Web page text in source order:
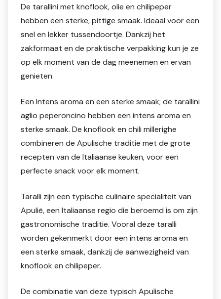
De tarallini met knoflook, olie en chilipeper
hebben een sterke, pittige smaak. Ideaal voor een
snel en lekker tussendoortje. Dankzij het
zakformaat en de praktische verpakking kun je ze
op elk moment van de dag meenemen en ervan
genieten.
Een Intens aroma en een sterke smaak; de tarallini
aglio peperoncino hebben een intens aroma en
sterke smaak. De knoflook en chili millerighe
combineren de Apulische traditie met de grote
recepten van de Italiaanse keuken, voor een
perfecte snack voor elk moment.
Taralli zijn een typische culinaire specialiteit van
Apulië, een Italiaanse regio die beroemd is om zijn
gastronomische traditie. Vooral deze taralli
worden gekenmerkt door een intens aroma en
een sterke smaak, dankzij de aanwezigheid van
knoflook en chilipeper.
De combinatie van deze typisch Apulische